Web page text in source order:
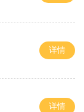
详情
详情